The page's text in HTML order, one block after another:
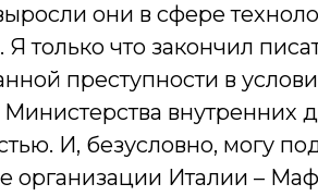
они в сфере
только что закончил
преступности в
Министерства внутренних
И, безусловно, могу
организации Италии –